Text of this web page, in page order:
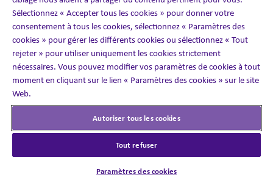
Berichte zur Produktsicherheit und -qualität vor.
Dabei setzt Ashfield Engage mit spezialisierten Teams auf
periodische Schulungen, strenge Qualitäts- und
Systemkontrollen.
Die Zusammenarbeit bringt positive Kosteneffekte mit
sich: so fallen neben Personalkosten auch finanzieller
Aufwand für geeignete Räumlichkeiten, Technologie,
Qualität und Compliance bis hin zu Kosten für den
operativen Betrieb weg.
Sélectionnez « Accepter tous les cookies » pour donner votre
consentement à tous les cookies, sélectionnez « Paramètres des
cookies » pour gérer les différents cookies ou sélectionnez « Tout
rejeter » pour utiliser uniquement les cookies strictement
nécessaires. Vous pouvez modifier vos paramètres de cookies à tout
moment en cliquant sur le lien « Paramètres des cookies » sur le site
Web.
Autoriser tous les cookies
Tout refuser
Paramètres des cookies